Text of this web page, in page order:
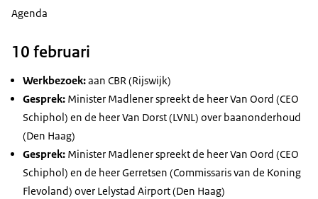
Agenda
10 februari
Werkbezoek:aan CBR (Rijswijk)
Gesprek: Minister Madlener spreekt de heer Van Oord (CEO
Schiphol) en de heer Van Dorst (LVNL) over baanonderhoud
(Den Haag)
Gesprek: Minister Madlener spreekt de heer Van Oord (CEO
Schiphol) en de heer Gerretsen (Commissaris van de Koning
Flevoland) over Lelystad Airport (Den Haag)